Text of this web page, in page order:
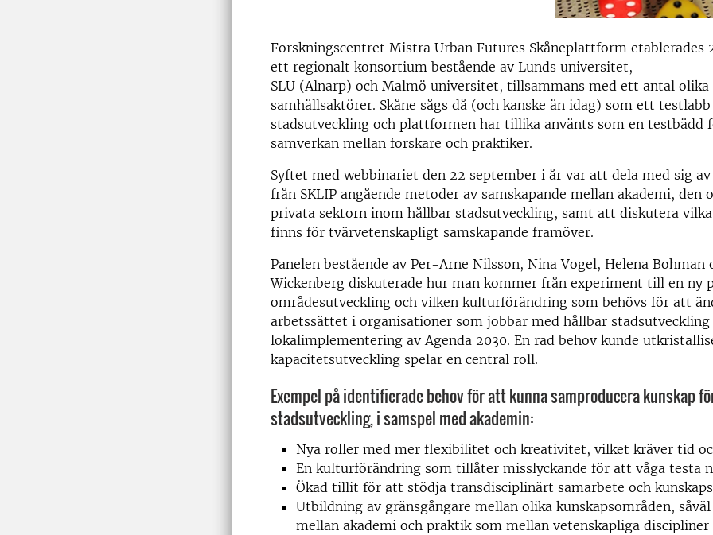
Forskningscentret Mistra Urban Futures Skåneplattform etablerades
ett regionalt konsortium bestående av Lunds universitet,
SLU (Alnarp) och Malmö universitet, tillsammans med ett antal olika
samhällsaktörer. Skåne sågs då (och kanske än idag) som ett
stadsutveckling och plattformen har tillika använts som en testbädd
samverkan mellan forskare och praktiker.
Syftet med webbinariet den 22 september i år var att dela med sig av
från SKLIP angående metoder av samskapande mellan akademi, den
privata sektorn inom hållbar stadsutveckling, samt att diskutera
finns för tvärvetenskapligt samskapande framöver.
Panelen bestående av Per-Arne Nilsson, Nina Vogel, Helena Bohman
Wickenberg diskuterade hur man kommer från experiment till en ny
områdesutveckling och vilken kulturförändring som behövs för att
arbetssättet i organisationer som jobbar med hållbar stadsutveckling
lokalimplementering av Agenda 2030. En rad behov kunde ut
kapacitetsutveckling spelar en central roll.
Exempel påidentifieradebehov föratt kunna samproducera kunskap
stadsutveckling, i samspel med akademin:
Nya roller med mer flexibilitet och kreativitet, vilket kräver tid
En kulturförändring som tillåter misslyckande för att våga testa
Ökad tillit för att stödja transdisciplinärt samarbete och
Utbildning av gränsgångare mellan olika kunskapsområden,
mellan akademi och praktiksom mellan vetenskapliga discipliner